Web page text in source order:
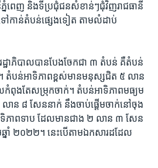
នំពេញ និង​ទី​ប្រជុំ​ជន​សំខាន់ៗ​ជុំវិញ​រាជធានី​
ៅ​កាន់​តំបន់​ផ្សេង​ទៀត តាម​លំដាប់​
ឋាភិបាល​បាន​បែង​ចែក​ជា ៣ ​តំបន់ គឺ​តំបន់​
តំបន់​អាទិភាព​ខ្ពស់​មាន​មនុស្ស​ជិត​ ៥ ​លាន​
កំពុង​តែ​សម្រុក​ចាក់។ តំបន់​អាទិភាព​មធ្យម​
ាន ​៨ សែន​នាក់ នឹង​ចាប់​ផ្តើម​ចាក់​នៅ​ចុង​
ភាព​ទាប ដែល​មាន​ជាង ​២ ​លាន ​៣ ​សែន​
ឆ្នាំ​ ២០២២។ នេះ​បើ​តាម​ឯក​សារដដែល